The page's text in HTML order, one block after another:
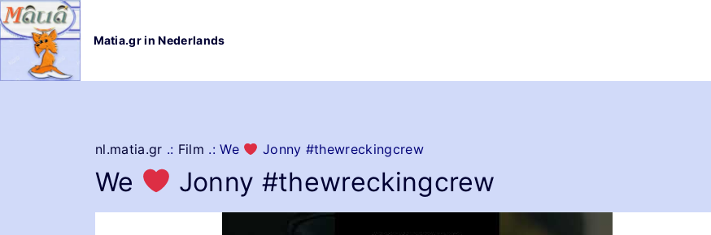
G
a
Matia.gr in Nederlands
nl.matia.gr .: Film .:We Jonny #thewreckingcrew
We Jonny #thewreckingcrew